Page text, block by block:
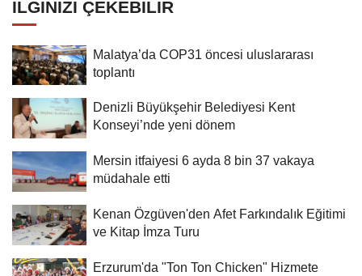
İLGINIZI ÇEKEBILIR
Malatya’da COP31 öncesi uluslararası
toplantı
Denizli Büyükşehir Belediyesi Kent
Konseyi’nde yeni dönem
Mersin itfaiyesi 6 ayda 8 bin 37 vakaya
müdahale etti
Kenan Özgüven'den Afet Farkındalık Eğitimi
ve Kitap İmza Turu
Erzurum'da "Ton Ton Chicken" Hizmete